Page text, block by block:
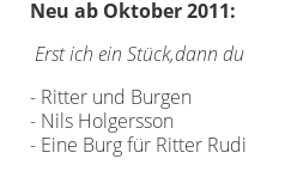
Neu ab Oktober 2011:
Erst ich ein Stück,dann du
- Ritter und Burgen
- Nils Holgersson
- Eine Burg für Ritter Rudi